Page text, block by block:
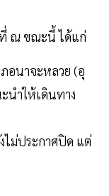
ที่ ณ ขณะนี้ ได้แก่
อนาจะหลวย (อุ
นำให้เดินทาง
ไม่ประกาศปิด แต่